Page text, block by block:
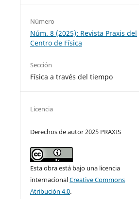
Número
Núm. 8 (2025): Revista Praxis del
Centro de Física
Sección
Física a través del tiempo
Licencia
Derechos de autor 2025 PRAXIS
Esta obra está bajo una licencia
internacionalCreative Commons
Atribución 4.0.